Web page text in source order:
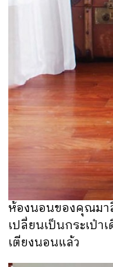
ห้องนอนของคุณมาลี
เปลี่ยนเป็นกระเป๋า
เตียงนอนแล้ว